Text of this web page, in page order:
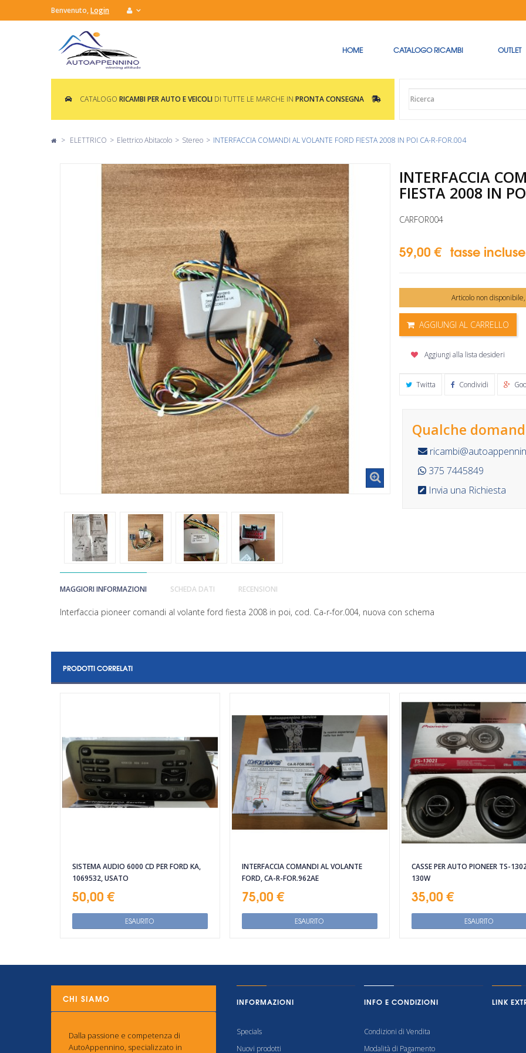
Benvenuto,Login
HOME CATALOGO RICAMBI OUTLET
CATALOGO RICAMBI PER AUTO E VEICOLI DI TUTTE LE MARCHE IN PRONTA CONSEGNA
> ELETTRICO > Elettrico Abitacolo > Stereo > INTERFACCIA COMANDI AL VOLANTE FORD FIESTA 2008 IN POI CA-R-FOR.004
INTERFACCIA
FIESTA 2008 IN
CARFOR004
59,00 € tasse incluse
Articolo non
AGGIUNGI AL CARRELLO
Aggiungi alla lista desideri
Twitta Condividi
Qualche
375 7445849
Invia una Richiesta
MAGGIORI INFORMAZIONI SCHEDA DATI RECENSIONI
Interfaccia pioneer comandi al volante ford fiesta 2008 in poi, cod. Ca-r-for.004, nuova con schema
PRODOTTI CORRELATI
SISTEMA AUDIO 6000 CD PER FORD KA,
1069532, USATO
50,00 €
ESAURITO
INTERFACCIA COMANDI AL VOLANTE
FORD, CA-R-FOR.962AE
75,00 €
ESAURITO
CASSE PER AUTO PIONEER TS-
130W
35,00 €
ESAURITO
CHI SIAMO
Dalla passione e competenza di
AutoAppennino, specializzato in
INFORMAZIONI
Specials
Nuovi prodotti
INFO E CONDIZIONI
Condizioni di Vendita
Modalità di Pagamento
LINK